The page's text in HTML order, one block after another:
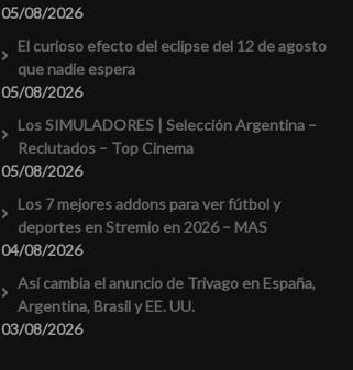
05/08/2026
El curioso efecto del eclipse del 12 de agosto
que nadie espera
05/08/2026
Los SIMULADORES | Selección Argentina –
Reclutados – Top Cinema
05/08/2026
Los 7 mejores addons para ver fútbol y
deportes en Stremio en 2026 – MAS
04/08/2026
Así cambia el anuncio de Trivago en España,
Argentina, Brasil y EE. UU.
03/08/2026